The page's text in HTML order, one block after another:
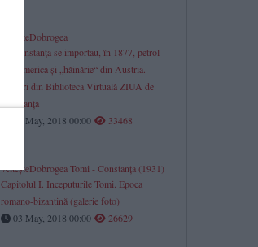
#citeşteDobrogea
La Constanţa se importau, în 1877, petrol
din America şi „hăinărie“ din Austria.
Lucrări din Biblioteca Virtuală ZIUA de
Constanţa
07 May, 2018 00:00
33468
#citeşteDobrogea Tomi - Constanţa (1931)
Capitolul I. Începuturile Tomi. Epoca
romano-bizantină (galerie foto)
03 May, 2018 00:00
26629